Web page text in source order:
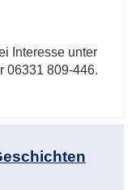
Interesse unter
06331 809-446.